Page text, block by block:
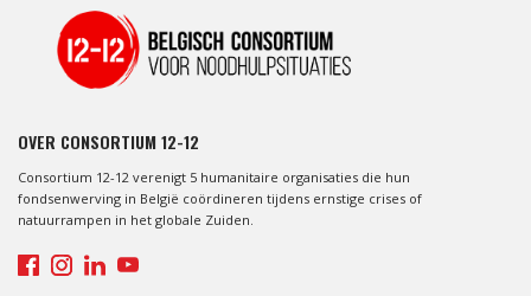
OVER CONSORTIUM 12-12
Consortium 12-12 verenigt 5 humanitaire organisaties die hun
fondsenwerving in België coördineren tijdens ernstige crises of
natuurrampen in het globale Zuiden.